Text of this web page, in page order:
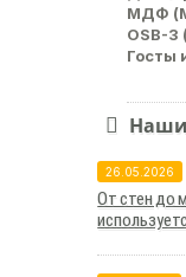
МДФ
OSB-
Госты
Наши
26.05.2026
От стен до